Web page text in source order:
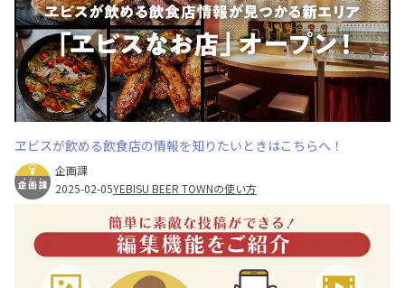
ヱビスが飲める飲食店の情報を知りたいときはこちらへ！
企画課
2025-02-05YEBISU BEER TOWNの使い方